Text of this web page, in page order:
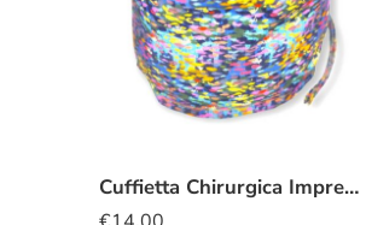
Cuffietta Chirurgica Impressionismo ninfee